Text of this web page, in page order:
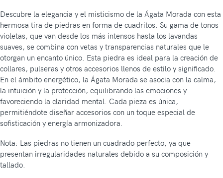
Descubre la elegancia y el misticismo de la Ágata Morada con esta
hermosa tira de piedras en forma de cuadritos. Su gama de tonos
violetas, que van desde los más intensos hasta los lavandas
suaves, se combina con vetas y transparencias naturales que le
otorgan un encanto único. Esta piedra es ideal para la creación de
collares, pulseras y otros accesorios llenos de estilo y significado.
En el ámbito energético, la Ágata Morada se asocia con la calma,
la intuición y la protección, equilibrando las emociones y
favoreciendo la claridad mental. Cada pieza es única,
permitiéndote diseñar accesorios con un toque especial de
sofisticación y energía armonizadora.
Nota: Las piedras no tienen un cuadrado perfecto, ya que
presentan irregularidades naturales debido a su composición y
tallado.